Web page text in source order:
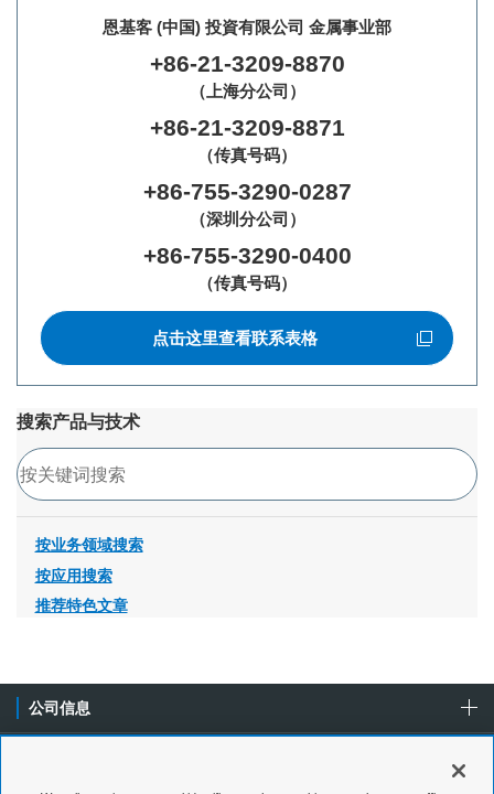
恩基客 (中国) 投資有限公司 金属事业部
+86-21-3209-8870
（上海分公司）
+86-21-3209-8871
（传真号码）
+86-755-3290-0287
（深圳分公司）
+86-755-3290-0400
（传真号码）
点击这里查看联系表格
打开新窗口
搜索产品与技术
按业务领域搜索
按应用搜索
推荐特色文章
公司信息